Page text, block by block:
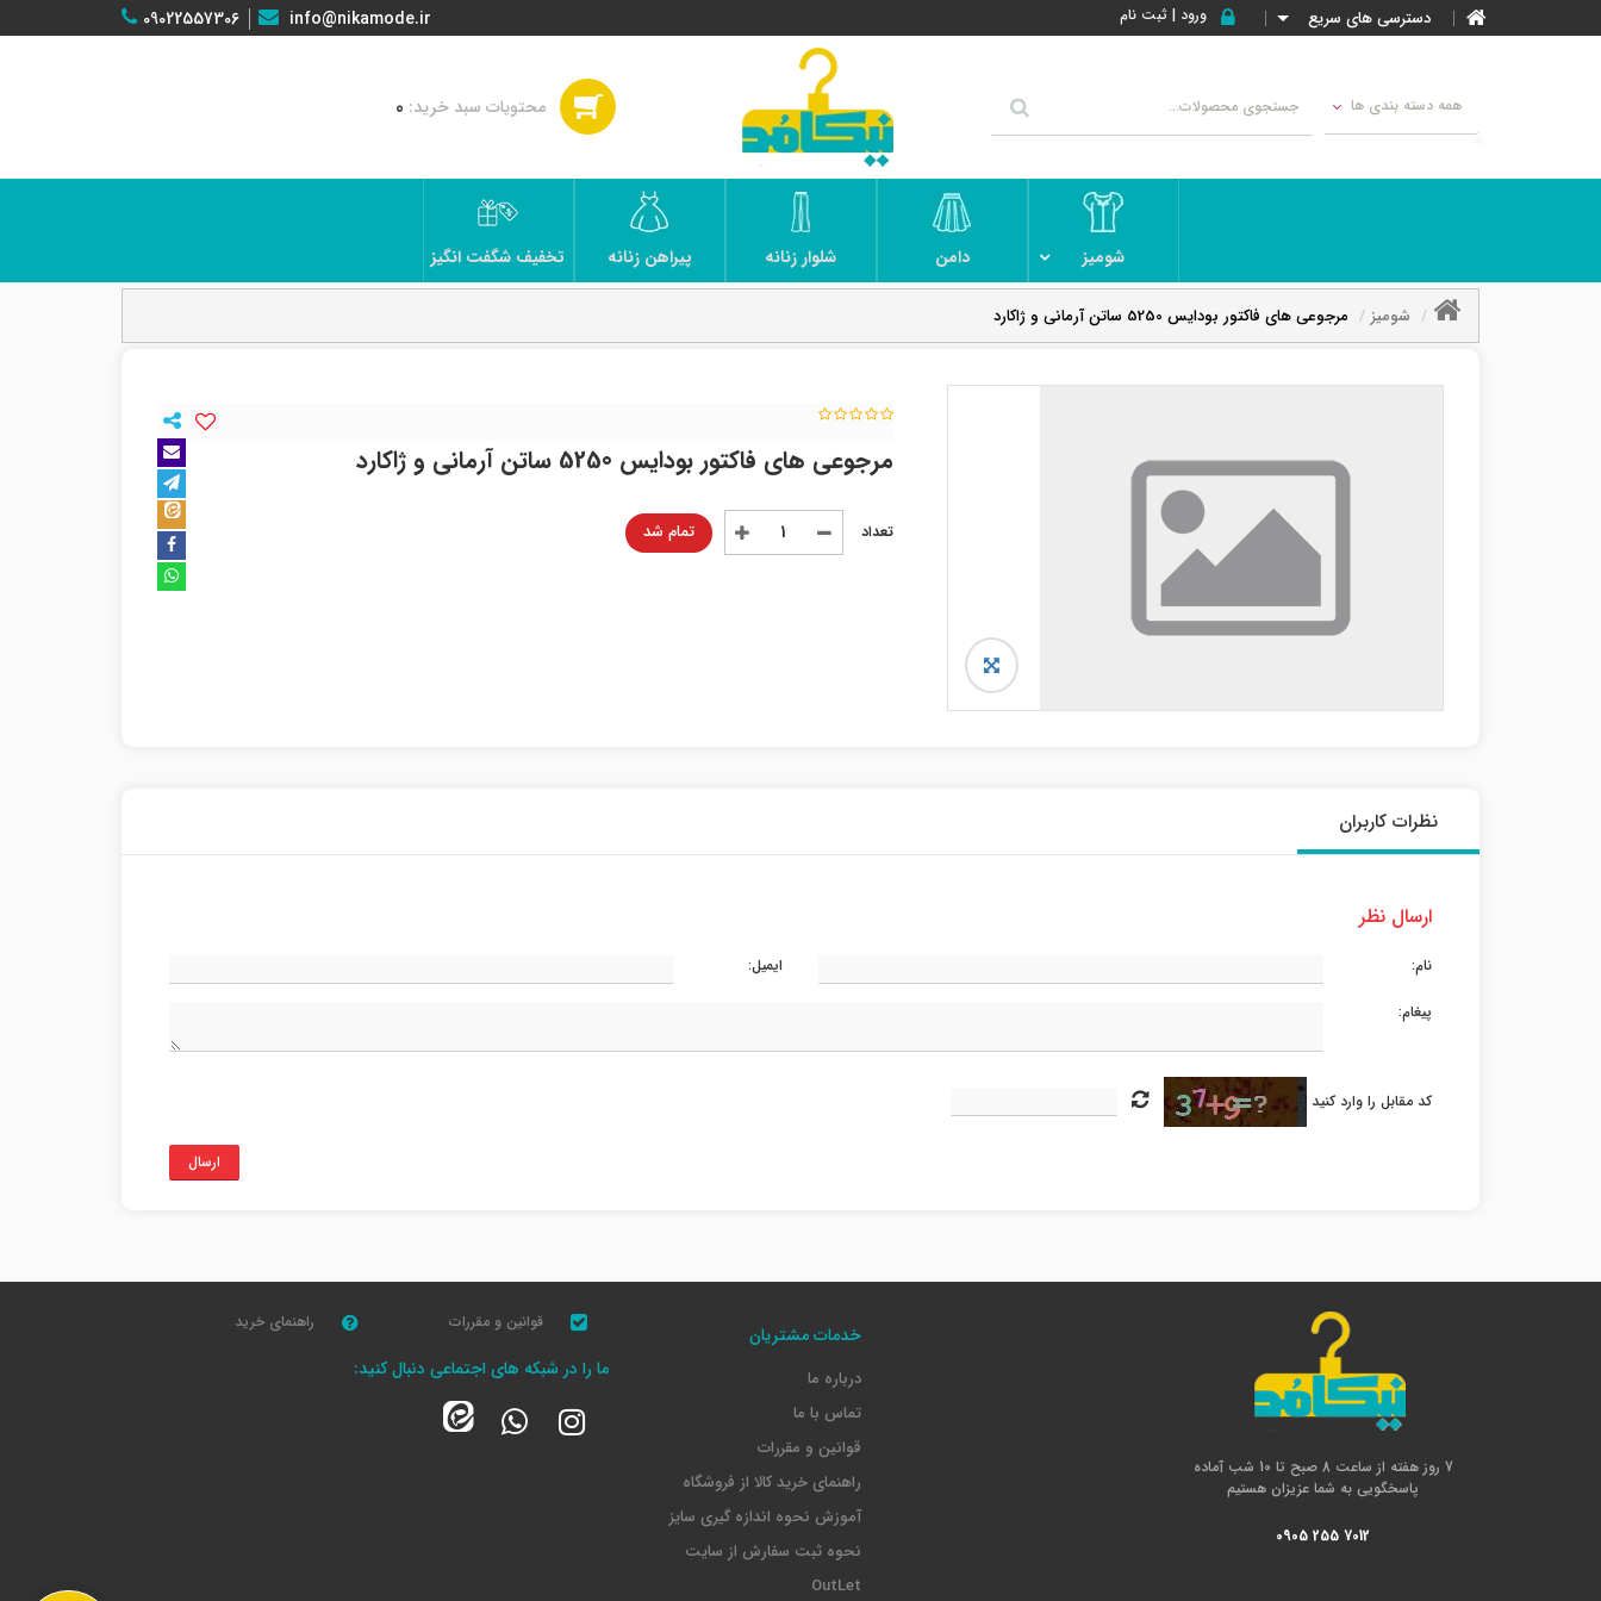
دسترسی های سریع ورود | ثبت نام 09022557306 info@nikamode.ir
همه دسته بندی ها 0
شومیز دامن شلوار زنانه پیراهن زنانه تخفیف شگفت انگیز
شومیز مرجوعی های فاکتور بودایس 5250 ساتن آرمانی و ژاکارد
مرجوعی های فاکتور بودایس 5250 ساتن آرمانی و ژاکارد
تمام شد
نظرات کاربران
ارسال نظر
نام: ایمیل:
پیغام:
کد مقابل را وارد کنید
ارسال
7 روز هفته از ساعت 8 صبح تا 10 شب آماده
پاسخگویی به شما عزیزان هستیم
0905 255 7012
خدمات مشتریان
درباره ما
تماس با ما
قوانین و مقررات
راهنمای خرید کالا از فروشگاه
آموزش نحوه اندازه گیری سایز
نحوه ثبت سفارش از سایت
OutLet
قوانین و مقررات راهنمای خرید
ما را در شبکه های اجتماعی دنبال کنید: